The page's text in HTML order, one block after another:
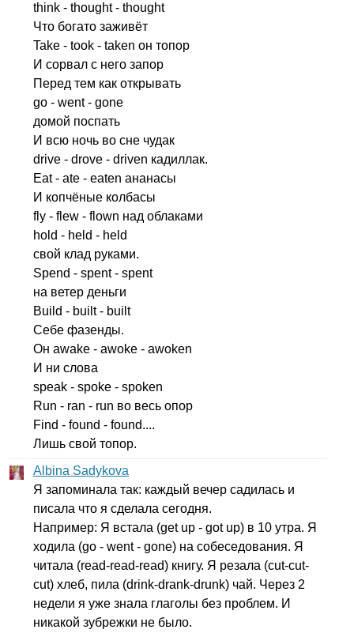
think - thought- thought
Что богато заживёт
Take - took - taken он топор
И сорвал с него запор
Перед тем как открывать
go - went- gone
домой поспать
И всю ночь во сне чудак
drive - drove - driven кадиллак.
Eat- ate - eaten ананасы
И копчёные колбасы
fly - flew - flown над облаками
hold - held - held
свой клад руками.
Spend - spent- spent
на ветер деньги
Build - built- built
Себе фазенды.
Он awake - awoke - awoken
И ни слова
speak - spoke - spoken
Run - ran - run во весь опор
Find - found - found....
Лишь свой топор.
Albina Sadykova
Я запоминала так: каждый вечер садилась и
писала что я сделала сегодня.
Например: Я встала (get up - got up) в 10 утра. Я
ходила (go - went- gone) на собеседования. Я
читала (read-read-read) книгу. Я резала (cut-cut-
cut) хлеб, пила (drink-drank-drunk) чай. Через 2
недели я уже знала глаголы без проблем. И
никакой зубрежки не было.